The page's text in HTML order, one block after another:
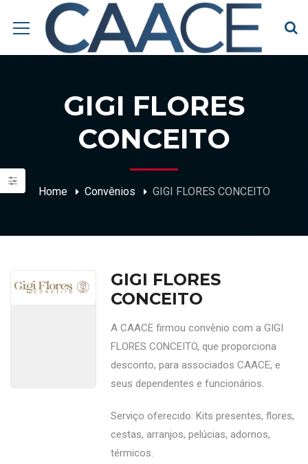
GIGI FLORES
CONCEITO
Home Convênios GIGI FLORES CONCEITO
GIGI FLORES
CONCEITO
A CAACE firmou convênio com a GIGI
FLORES CONCEITO, que proporciona
desconto, para associados CAACE, e
seus dependentes e funcionários.
Serviço oferecido: Kits presentes, flores,
cestas, arranjos, pelúcias, adornos,
térmicos.